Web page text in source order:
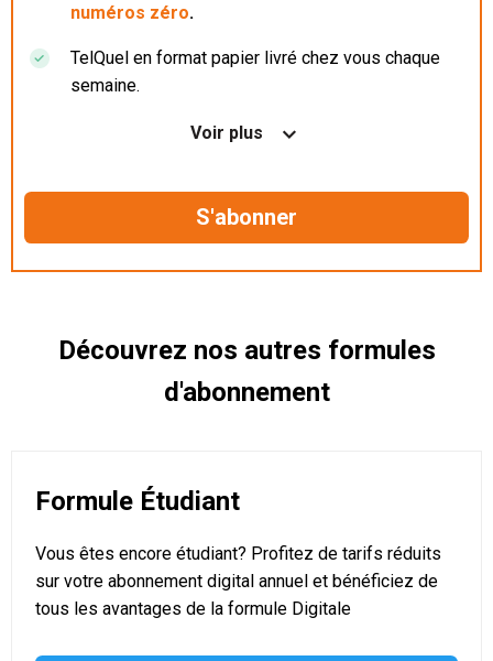
numéros zéro.
TelQuel en format papier livré chez vous chaque
semaine.
Nos articles en illimité sur ordinateur, tablette et
Le magazine TelQuel en numérique avant la sortie
Des informations confidentielles résérvées aux
Voir plus
Découvrez nos autres formules
d'abonnement
Formule Étudiant
Vous êtes encore étudiant? Profitez de tarifs réduits
sur votre abonnement digital annuel et bénéficiez de
tous les avantages de la formule Digitale